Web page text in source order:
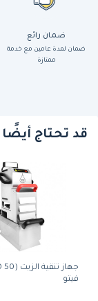
ضمان رائع
ضمان لمدة عامين مع خدمة
ممتازة
قد تحتاج أيضًا
فيتو